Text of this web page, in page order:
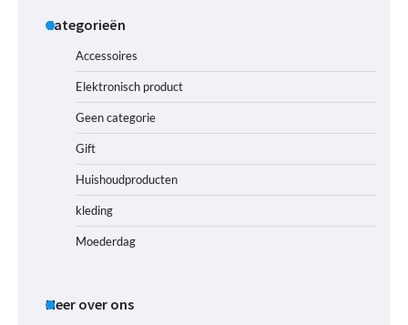
Categorieën
Accessoires
Elektronisch product
Geen categorie
Gift
Huishoudproducten
kleding
Moederdag
Meer over ons